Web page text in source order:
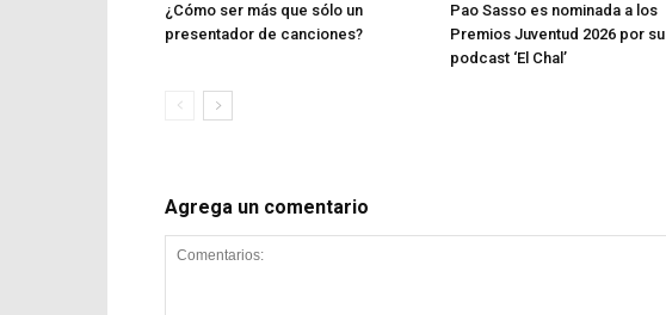
¿Cómo ser más que sólo un
presentador de canciones?
Pao Sasso es nominada a los
Premios Juventud 2026 por su
podcast ‘El Chal’
Agrega un comentario